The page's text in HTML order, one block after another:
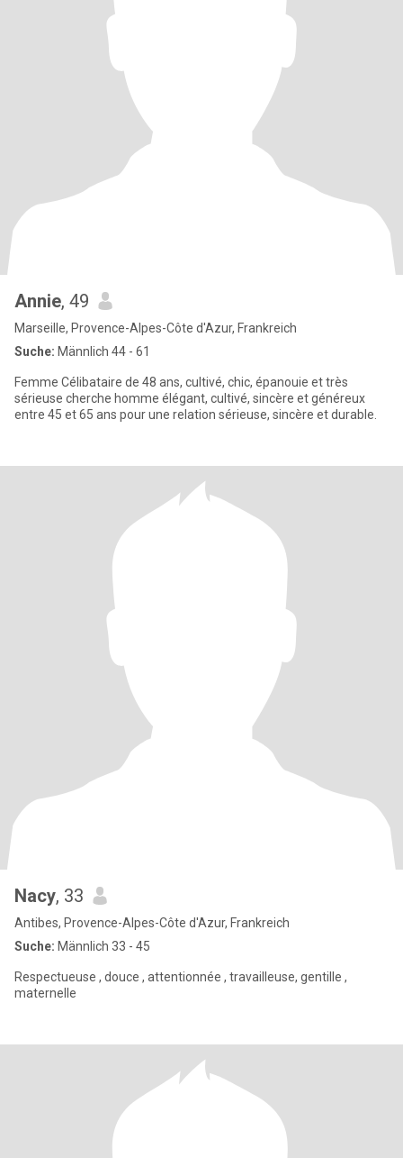
Annie, 49
Marseille, Provence-Alpes-Côte d'Azur, Frankreich
Suche: Männlich 44 - 61
Femme Célibataire de 48 ans, cultivé, chic, épanouie et très
sérieuse cherche homme élégant, cultivé, sincère et généreux
entre 45 et 65 ans pour une relation sérieuse, sincère et durable.
Nacy, 33
Antibes, Provence-Alpes-Côte d'Azur, Frankreich
Suche: Männlich 33 - 45
Respectueuse , douce , attentionnée , travailleuse, gentille ,
maternelle